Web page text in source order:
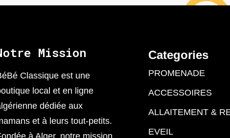
Mission
Classique est une
local et en ligne
dédiée aux
et à leurs tout-petits.
à Alger, notre mission
Categories
PROMENADE
ACCESSOIRES
ALLAITEMENT &
EVEIL